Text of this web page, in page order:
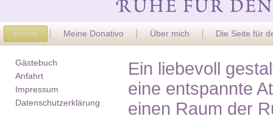
Home Meine Donativo Über mich Die Seite für
Gästebuch
Anfahrt
Impressum
Datenschutzerklärung
Ein liebevoll
eine entspannte
einen Raum der